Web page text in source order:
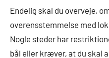
Endelig skal du overveje,
overensstemmelse med
Nogle steder har
bål eller kræver, at du skal